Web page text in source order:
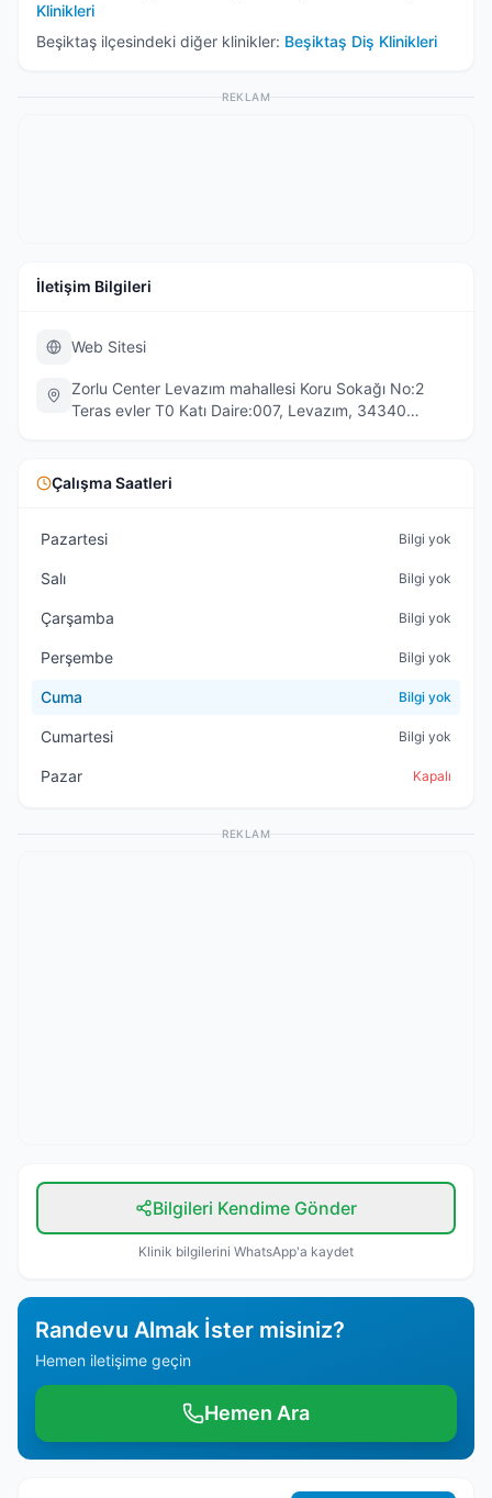
Klinikleri
Beşiktaş ilçesindeki diğer klinikler: Beşiktaş Diş Klinikleri
REKLAM
İletişim Bilgileri
Web Sitesi
Zorlu Center Levazım mahallesi Koru Sokağı No:2
Teras evler T0 Katı Daire:007, Levazım, 34340
Çalışma Saatleri
Pazartesi Bilgi yok
Salı Bilgi yok
Çarşamba Bilgi yok
Perşembe Bilgi yok
Cuma Bilgi yok
Cumartesi Bilgi yok
Pazar Kapalı
REKLAM
Bilgileri Kendime Gönder
Klinik bilgilerini WhatsApp'a kaydet
Randevu Almak İster misiniz?
Hemen iletişime geçin
Hemen Ara